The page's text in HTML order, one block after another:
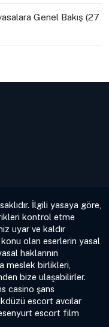
Genel Bakış (27
İlgili yasaya göre,
kontrol etme
uyar ve kaldır
olan eserlerin yasal
haklarının
meslek birlikleri,
bize ulaşabilirler.
casino şans
escort avcılar
escort film